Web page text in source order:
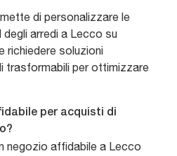
di personalizzare le
degli arredi a Lecco su
richiedere soluzioni
trasformabili per ottimizzare
per acquisti di
negozio affidabile a Lecco